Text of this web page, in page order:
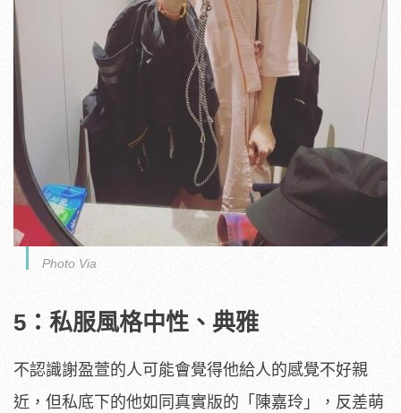
Photo Via
5：私服風格中性、典雅
不認識謝盈萱的人可能會覺得他給人的感覺不好親
近，但私底下的他如同真實版的「陳嘉玲」，反差萌